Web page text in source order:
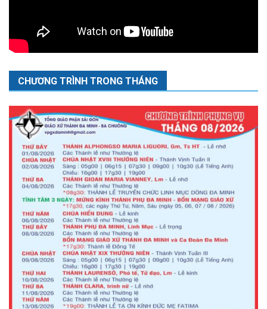
CHƯƠNG TRÌNH TRONG THÁNG